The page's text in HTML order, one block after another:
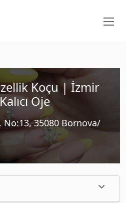
Koçu | İzmir
Oje
No:13, 35080 Bornova/